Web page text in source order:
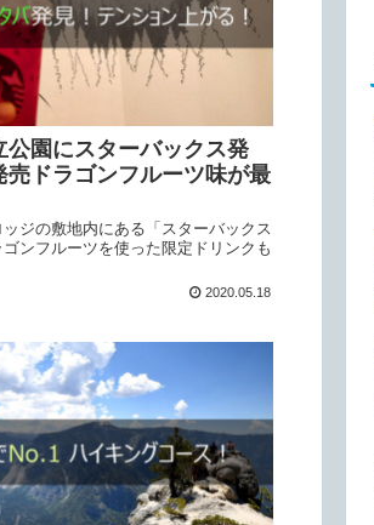
公園にスターバックス発
売ドラゴンフルーツ味が最
ジの敷地内にある「スターバックス
ンフルーツを使った限定ドリンクも
2020.05.18